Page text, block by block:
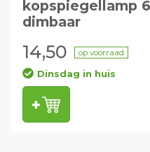
kopspiegellamp
dimbaar
14,50 op voorraad
Dinsdag in huis